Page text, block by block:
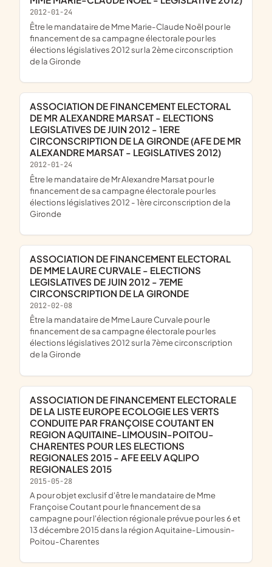
2012-01-24
être le mandataire de Mme Marie-Claude Noël pour le
financement de sa campagne électorale pour les
élections législatives 2012 sur la 2ème circonscription
de la Gironde
ASSOCIATION DE FINANCEMENT ELECTORAL
DE MR ALEXANDRE MARSAT - ELECTIONS
LEGISLATIVES DE JUIN 2012 - 1ERE
CIRCONSCRIPTION DE LA GIRONDE (AFE DE MR
ALEXANDRE MARSAT - LEGISLATIVES 2012)
2012-01-24
être le mandataire de Mr Alexandre Marsat pour le
financement de sa campagne électorale pour les
élections législatives 2012 - 1ère circonscription de la
Gironde
ASSOCIATION DE FINANCEMENT ELECTORAL
DE MME LAURE CURVALE - ELECTIONS
LEGISLATIVES DE JUIN 2012 - 7EME
CIRCONSCRIPTION DE LA GIRONDE
2012-02-08
être la mandataire de Mme Laure Curvale pour le
financement de sa campagne électorale pour les
élections législatives 2012 sur la 7ème circonscription
de la Gironde
ASSOCIATION DE FINANCEMENT ELECTORALE
DE LA LISTE EUROPE ECOLOGIE LES VERTS
CONDUITE PAR FRANÇOISE COUTANT EN
REGION AQUITAINE-LIMOUSIN-POITOU-
CHARENTES POUR LES ELECTIONS
REGIONALES 2015 - AFE EELV AQLIPO
REGIONALES 2015
2015-05-28
a pour objet exclusif d'être le mandataire de Mme
Françoise Coutant pour le financement de sa
campagne pour l'élection régionale prévue pour les 6 et
13 décembre 2015 dans la région Aquitaine-Limousin-
Poitou-Charentes